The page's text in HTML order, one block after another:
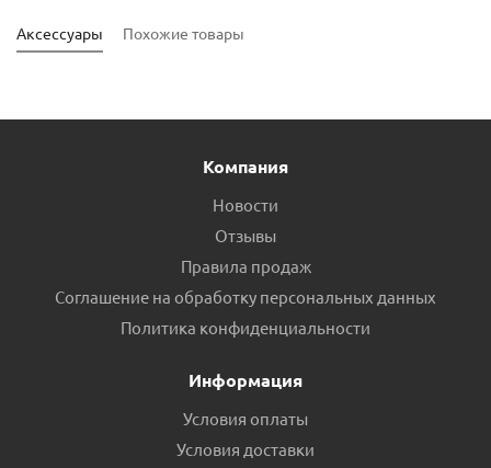
Аксессуары Похожие товары
Есть в наличии (2)
Компания
Новости
Отзывы
Правила продаж
Соглашение на обработку персональных данных
Политика конфиденциальности
Информация
Условия оплаты
Условия доставки